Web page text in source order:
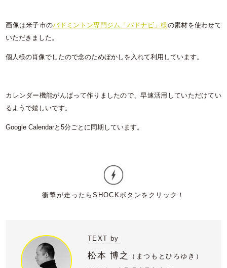
画像は米子市のバドミントン専門ジム「バドナビ」様の素材を使わせて
いただきました。
個人様の肖像でしたので念のためぼかしを入れて利用しています。
カレンダー機能がんばって作りましたので、早速活用していただけてい
るようで嬉しいです。
Google Calendarと5分ごとに同期しています。
TEXT by
松本 博之 （ まつもとひろゆき）